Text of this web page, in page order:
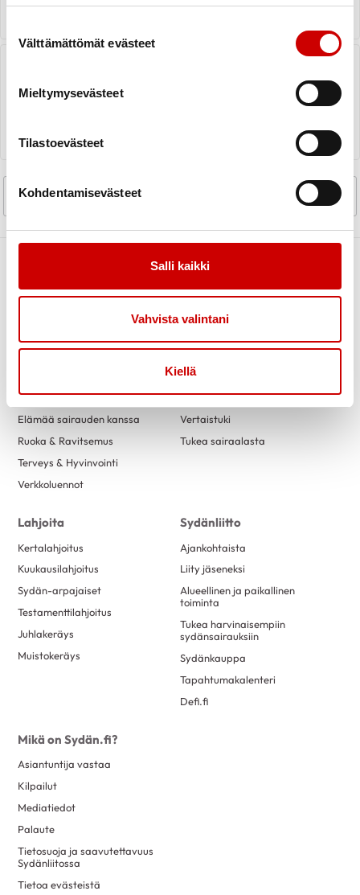
Välttämättömät evästeet
Mieltymysevästeet
Tilastoevästeet
Kohdentamisevästeet
Salli kaikki
Vahvista valintani
Kiellä
<Aikaisempi sivuMene sivulle
1 Mene sivulle
2 Mene sivulle
Link to facebook
Link to twitterLink to instagram
Sydänsairaudet
Elämää sairauden kanssa
Ruoka & Ravitsemus
Terveys & Hyvinvointi
Verkkoluennot
Apua ja tukea
Kuntoutus
Vertaistuki
Tukea sairaalasta
Lahjoita
Kertalahjoitus
Kuukausilahjoitus
Sydän-arpajaiset
Testamenttilahjoitus
Juhlakeräys
Muistokeräys
Sydänliitto
Ajankohtaista
Liity jäseneksi
Alueellinen ja paikallinen
toiminta
Tukea harvinaisempiin
sydänsairauksiin
Sydänkauppa
Tapahtumakalenteri
Defi.fi
Mikä on Sydän.fi?
Asiantuntija vastaa
Kilpailut
Mediatiedot
Palaute
Tietosuoja ja saavutettavuus
Sydänliitossa
Tietoa evästeistä